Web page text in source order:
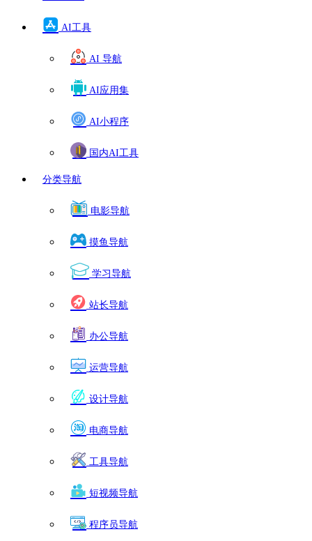
AI工具
AI 导航
AI应用集
AI小程序
国内AI工具
分类导航
电影导航
摸鱼导航
学习导航
站长导航
办公导航
运营导航
设计导航
电商导航
工具导航
短视频导航
程序员导航